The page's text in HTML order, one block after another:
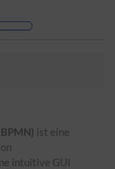
ist eine
intuitive GUI